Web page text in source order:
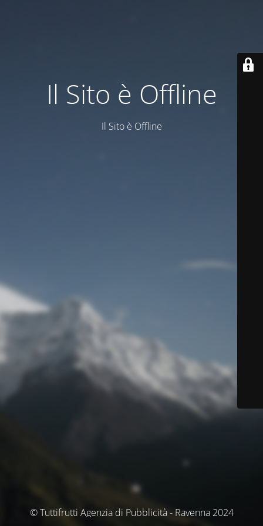
Il Sito è Offline
Il Sito è Offline
© Tuttifrutti Agenzia di Pubblicità - Ravenna 2024